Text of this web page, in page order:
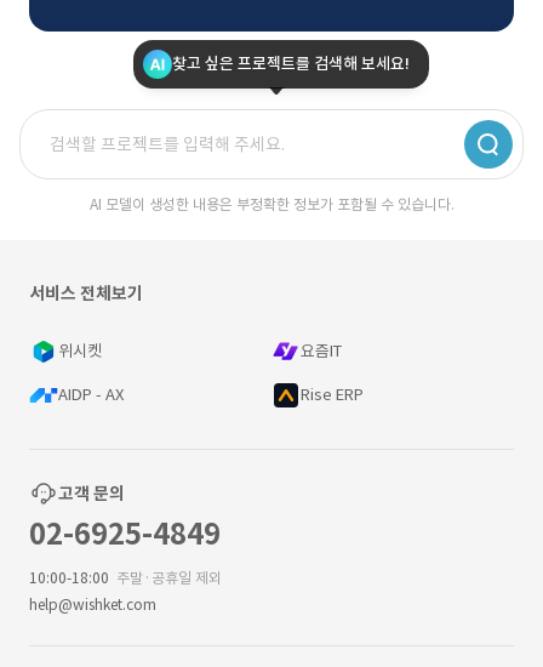
찾고 싶은 프로젝트를 검색해 보세요!
AI 모델이 생성한 내용은 부정확한 정보가 포함될 수 있습니다.
서비스 전체보기
위시켓 요즘IT
AIDP - AX Rise ERP
고객 문의
02-6925-4849
10:00-18:00 주말·공휴일 제외
help@wishket.com